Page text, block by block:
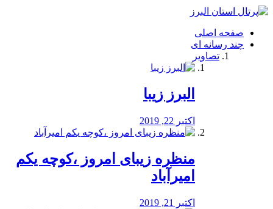
فصد
شرق
تهران
خشکشویی
صفحه اصلی
چند رسانه ای
تصاویر
البرز زیبا
اکتبر 22, 2019
منظره‌‌ زیبای امروز ،کوچه یکم
امیرآباد
اکتبر 21, 2019